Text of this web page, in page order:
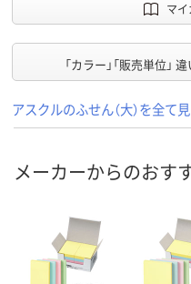
マ
「カラー」「販売単位」
アスクルのふせん（大）を全て
メーカーからのおす